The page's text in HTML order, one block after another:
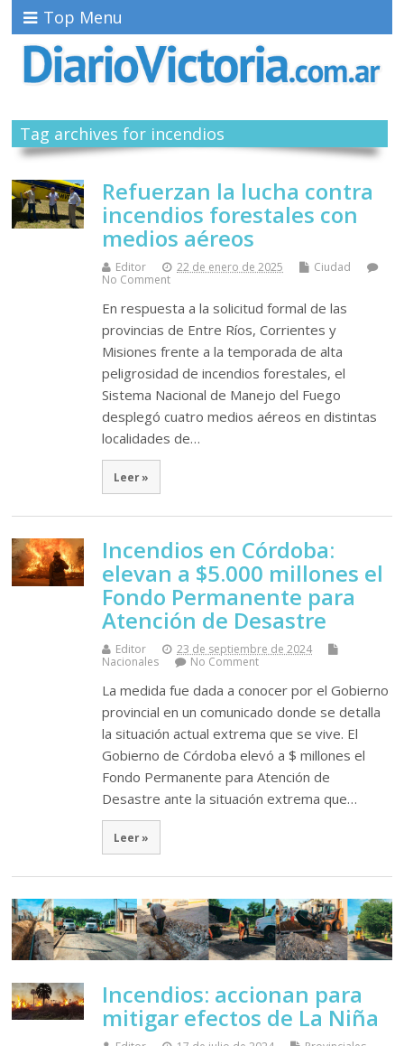
Top Menu
Tag archives for incendios
Refuerzan la lucha contra
incendios forestales con
medios aéreos
Editor 22 de enero de 2025
Ciudad
No Comment
En respuesta a la solicitud formal de las
provincias de Entre Ríos, Corrientes y
Misiones frente a la temporada de alta
peligrosidad de incendios forestales, el
Sistema Nacional de Manejo del Fuego
desplegó cuatro medios aéreos en distintas
localidades de…
Leer »
Incendios en Córdoba:
elevan a $5.000 millones el
Fondo Permanente para
Atención de Desastre
Editor
23 de septiembre de 2024
Nacionales
No Comment
La medida fue dada a conocer por el Gobierno
provincial en un comunicado donde se detalla
la situación actual extrema que se vive. El
Gobierno de Córdoba elevó a $ millones el
Fondo Permanente para Atención de
Desastre ante la situación extrema que…
Leer »
Incendios: accionan para
mitigar efectos de La Niña